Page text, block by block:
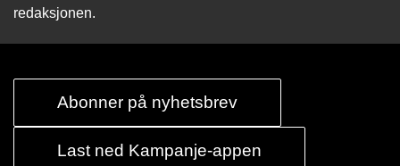
redaksjonen.
Abonner på nyhetsbrev
Last ned Kampanje-appen